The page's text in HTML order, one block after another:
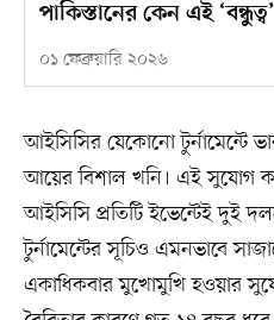
পাকিস্তানের কেন এই ‘বন্ধুত্ব’
০১ ফেব্রুয়ারি ২০২৬
আইসিসির যেকোনো টুর্নামেন্টে
আয়ের বিশাল খনি। এই সুযোগ
আইসিসি প্রতিটি ইভেন্টেই দুই
টুর্নামেন্টের সূচিও এমনভাবে
একাধিকবার মুখোমুখি হওয়ার